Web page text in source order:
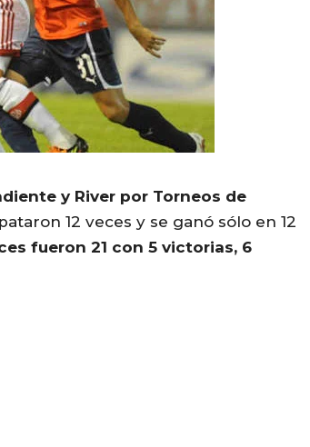
y River por Torneos de
12 veces y se ganó sólo en 12
fueron 21 con 5 victorias, 6